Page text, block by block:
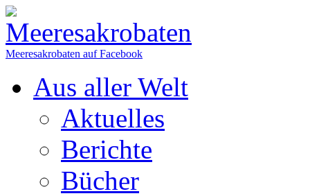
Meeresakrobaten auf Facebook
Aus aller Welt
Aktuelles
Berichte
Bücher